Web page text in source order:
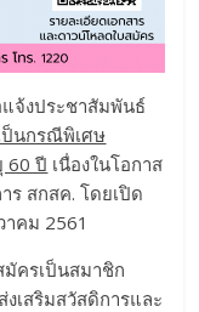
จ้งประชาสัมพันธ์
ป็นกรณีพิเศษ
60 ปี เนื่องในโอกาส
ร สกสค. โดยเปิด
คม 2561
ครเป็นสมาชิก
เสริมสวัสดิการและ